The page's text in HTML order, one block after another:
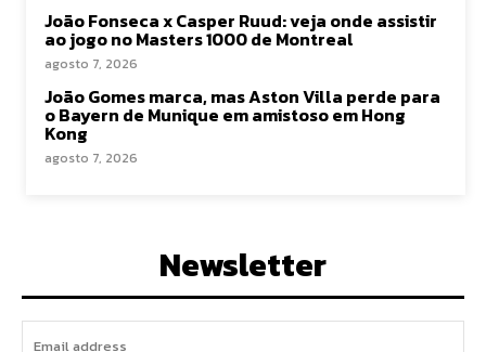
João Fonseca x Casper Ruud: veja onde assistir
ao jogo no Masters 1000 de Montreal
agosto 7, 2026
João Gomes marca, mas Aston Villa perde para
o Bayern de Munique em amistoso em Hong
Kong
agosto 7, 2026
Newsletter